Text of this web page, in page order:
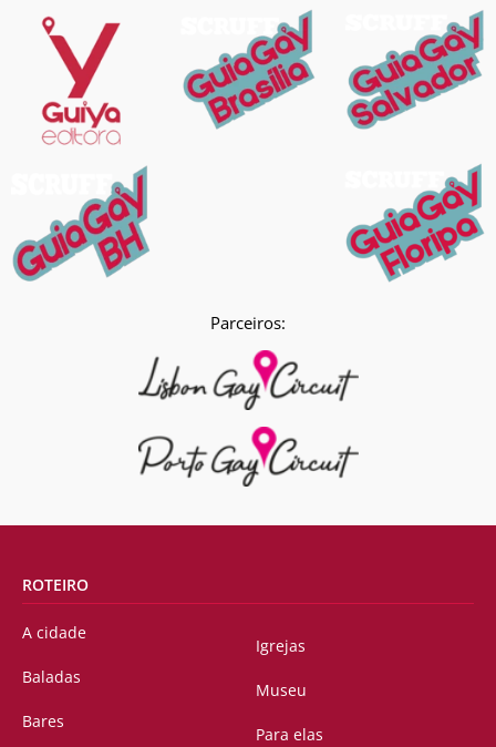
Parceiros:
ROTEIRO
A cidade
Baladas
Bares
Igrejas
Museu
Para elas